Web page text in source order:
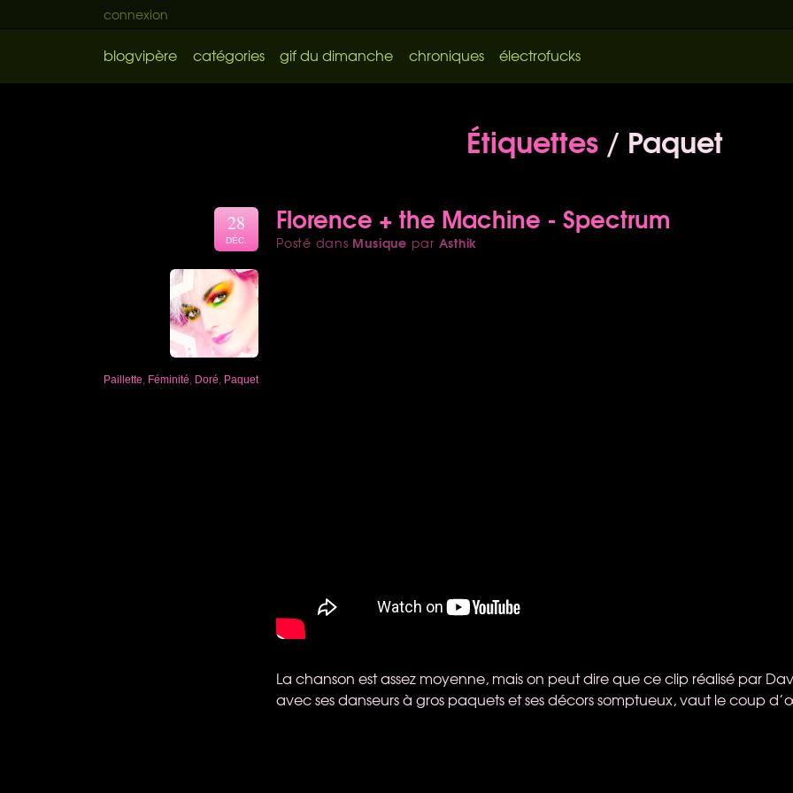
connexion
blogvipère catégories gif du dimanche chroniques électrofucks
Étiquettes / Paquet
Florence + the Machine - Spectrum
Posté dans Musique par Asthik
28
DÉC.
Paillette Féminité Doré Paquet
La chanson est assez moyenne, mais on peut dire que ce clip réalisé par
avec ses danseurs à gros paquets et ses décors somptueux, vaut le coup